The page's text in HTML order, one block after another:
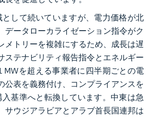
して続いていますが、電力価格が北
データローカライゼーション指令がク
メトリーを複雑にするため、成長は遅
ステナビリティ報告指令とエネルギー
MWを超える事業者に四半期ごとの電
公表を義務付け、コンプライアンスを
基準へと転換しています。中東は急
サウジアラビアとアラブ首長国連邦は